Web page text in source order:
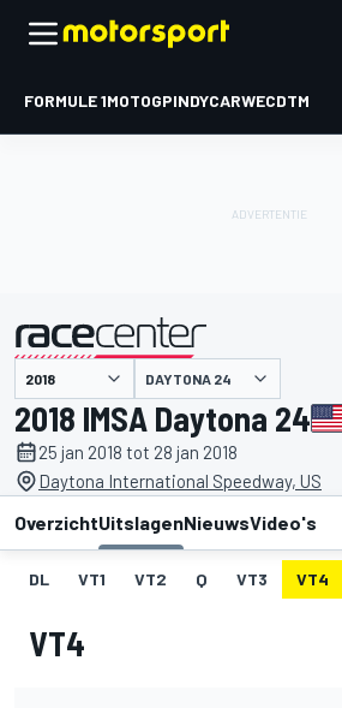
FORMULE 1MOTOGPINDYCARWECDTM
gepresenteerd door DAYTONA 24
2018 IMSA Daytona 24
25 jan 2018 tot 28 jan 2018
Daytona International Speedway, US
OverzichtUitslagenNieuwsVideo's
DL VT1 VT2 Q VT3 VT4
VT4